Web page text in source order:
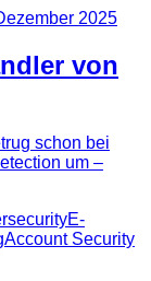
2025
von
schon bei
um –
E-
Account Security